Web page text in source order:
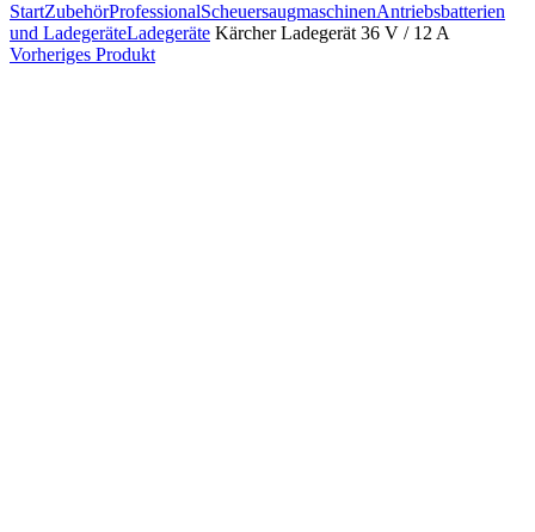
StartZubehörProfessionalScheuersaugmaschinenAntriebsbatterien
und LadegeräteLadegeräte Kärcher Ladegerät 36 V / 12 A
Vorheriges Produkt